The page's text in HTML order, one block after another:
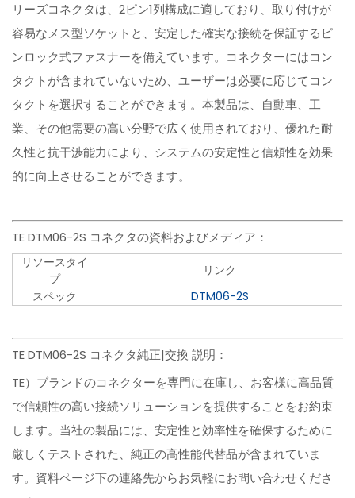
リーズコネクタは、2ピン1列構成に適しており、取り付けが
容易なメス型ソケットと、安定した確実な接続を保証するピ
ンロック式ファスナーを備えています。コネクターにはコン
タクトが含まれていないため、ユーザーは必要に応じてコン
タクトを選択することができます。本製品は、自動車、工
業、その他需要の高い分野で広く使用されており、優れた耐
久性と抗干渉能力により、システムの安定性と信頼性を効果
的に向上させることができます。
TE DTM06-2S コネクタの資料およびメディア：
リソースタイ
プ
リンク
スペック
DTM06-2S
TE DTM06-2S コネクタ純正|交換 説明：
TE）ブランドのコネクターを専門に在庫し、お客様に高品質
で信頼性の高い接続ソリューションを提供することをお約束
します。当社の製品には、安定性と効率性を確保するために
厳しくテストされた、純正の高性能代替品が含まれていま
す。資料ページ下の連絡先からお気軽にお問い合わせくださ